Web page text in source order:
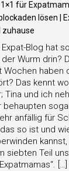
für
lösen |
zuhause
Expat-Blog hat
Wurm drin?
Wochen haben
Das kennt
Tina und ich
behaupten
anfällig für
so ist und
siebten Teil
[…]